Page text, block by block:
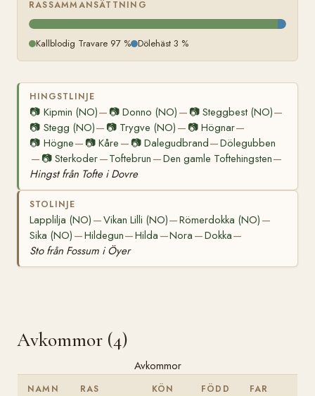
RASSAMMANSÄTTNING
Kallblodig Travare 97 % Dölehäst 3 %
HINGSTLINJE
📷 Kipmin (NO)— 📷Donno (NO) — 📷 Steggbest (NO)—
📷 Stegg (NO)— 📷 Trygve (NO) — 📷 Högnar—
📷 Högne— 📷Kåre — 📷 Dalegudbrand—Dölegubben
— 📷Sterkoder—Toftebrun —Den gamle Toftehingsten—
Hingst från Tofte i Dovre
STOLINJE
Lapplilja (NO) —Vikan Lilli (NO)—Römerdokka (NO) —
Sika (NO) —Hildegun—Hilda —Nora —Dokka—
Sto från Fossum i Öyer
Avkommor (4)
Avkommor
NAMN RAS KÖN FÖDD FAR